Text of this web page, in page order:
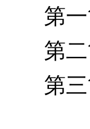
第一
第二
第三